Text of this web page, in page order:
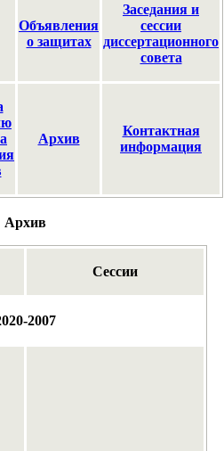
Объявления
о защитах
Заседания и
сессии
диссертационного
совета
Архив
Контактная
информация
Архив
Сессии
2007